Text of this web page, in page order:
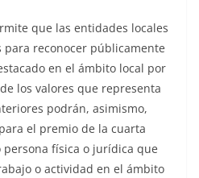
que las entidades locales
reconocer públicamente
en el ámbito local por
los valores que representa
podrán, asimismo,
el premio de la cuarta
física o jurídica que
o actividad en el ámbito